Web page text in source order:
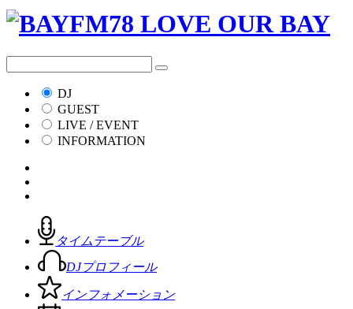
DJ
GUEST
LIVE / EVENT
INFORMATION
タイムテーブル
DJプロフィール
インフォメーション